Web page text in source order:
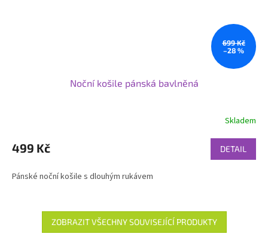
699 Kč
–28 %
Noční košile pánská bavlněná
Skladem
499 Kč DETAIL
Pánské noční košile s dlouhým rukávem
ZOBRAZIT VŠECHNY SOUVISEJÍCÍ PRODUKTY